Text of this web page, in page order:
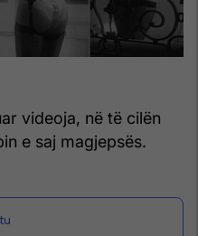
videoja, në të cilën
e saj magjepsës.